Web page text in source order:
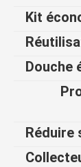
Kit
Douche
Réduire